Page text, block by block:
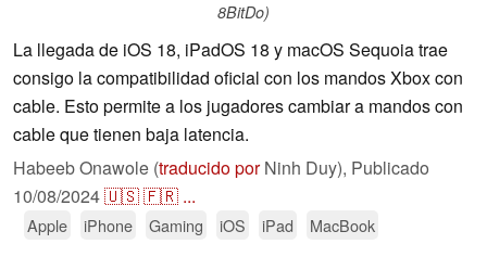
8BitDo)
La llegada de iOS 18, iPadOS 18 y macOS Sequoia trae
consigo la compatibilidad oficial con los mandos Xbox con
cable. Esto permite a los jugadores cambiar a mandos con
cable que tienen baja latencia.
Habeeb Onawole (traducido porNinh Duy), Publicado
10/08/2024🇺🇸🇫🇷 ...
Apple iPhone Gaming iOS iPad MacBook